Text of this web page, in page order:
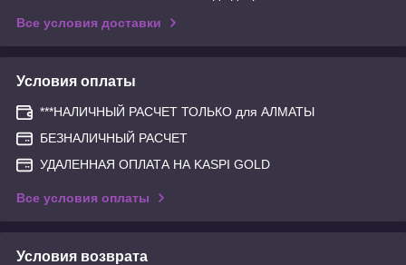
Все условия доставки
Условия оплаты
***НАЛИЧНЫЙ РАСЧЕТ ТОЛЬКО для АЛМАТЫ
БЕЗНАЛИЧНЫЙ РАСЧЕТ
УДАЛЕННАЯ ОПЛАТА НА KASPI GOLD
Все условия оплаты
Условия возврата